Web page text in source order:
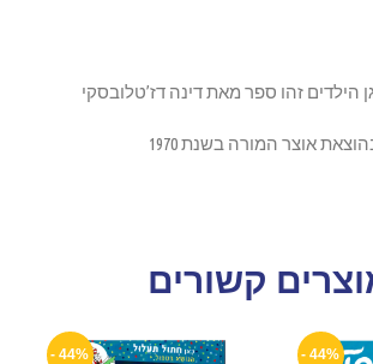
הילדים זהו ספר מאת דינה דז’טלובסקי
אוצר המורה בשנת 1970
קשורים
44% -
44% -